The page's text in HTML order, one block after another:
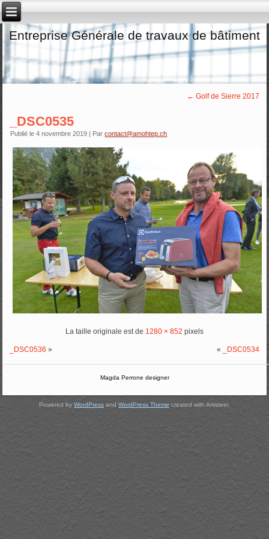
Entreprise Générale de travaux de bâtiment
← Golf de Sierre 2017
_DSC0535
Publié le 4 novembre 2019 | Par contact@amohtep.ch
La taille originale est de 1280 × 852 pixels
_DSC0536 » « _DSC0534
Magda Perrone designer
Powered by WordPress and WordPress Theme created with Artisteer.